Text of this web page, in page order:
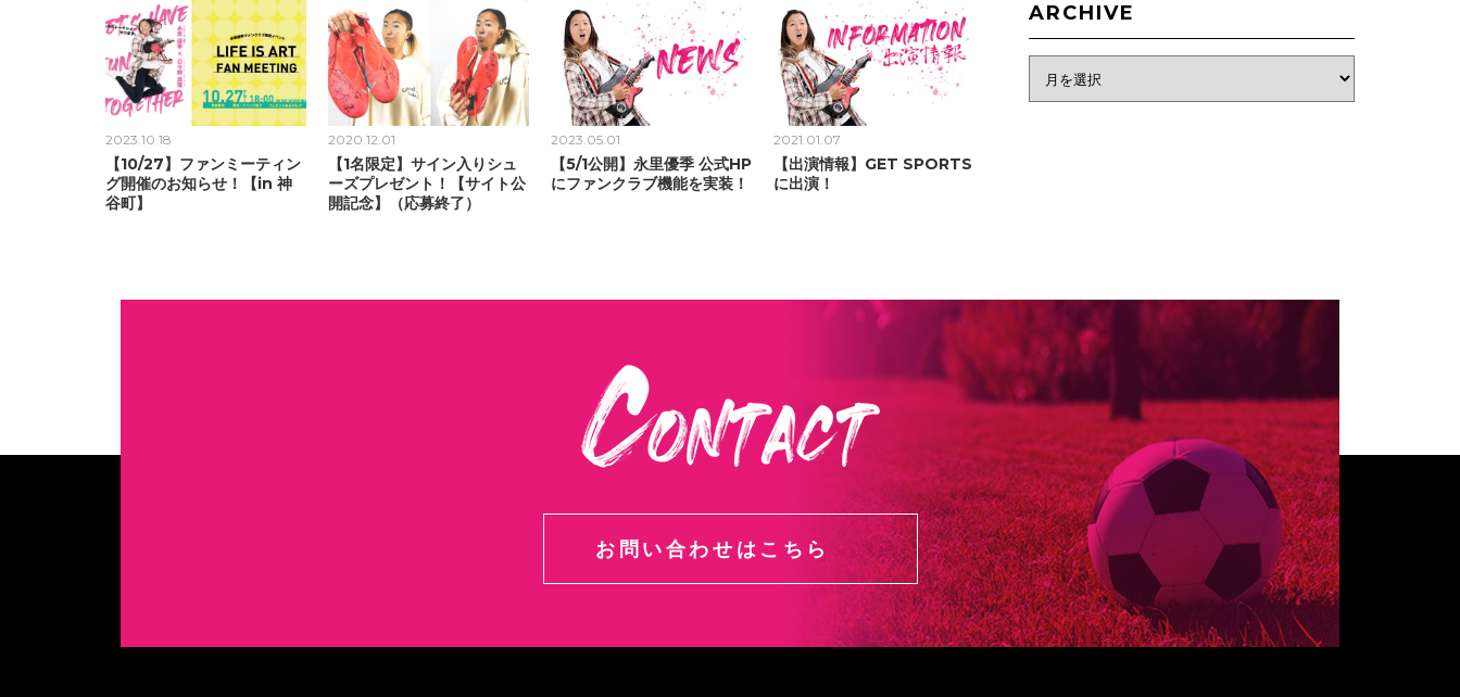
2023.10.18
【10/27】ファンミーティン
グ開催のお知らせ！【in 神
谷町】
2020.12.01
【1名限定】サイン入りシュ
ーズプレゼント！【サイト公
開記念】（応募終了）
2023.05.01
【5/1公開】永里優季 公式HP
にファンクラブ機能を実装！
2021.01.07
【出演情報】GET SPORTS
に出演！
ARCHIVE
お問い合わせはこちら